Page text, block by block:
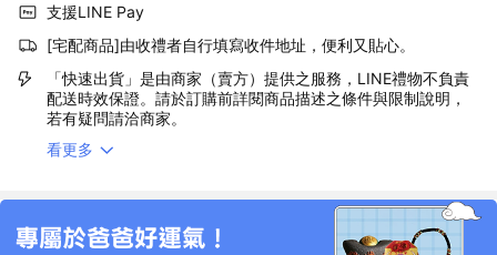
支援LINE Pay
[宅配商品]由收禮者自行填寫收件地址，便利又貼心。
「快速出貨」是由商家（賣方）提供之服務，LINE禮物不負責
配送時效保證。請於訂購前詳閱商品描述之條件與限制說明，
若有疑問請洽商家。
看更多